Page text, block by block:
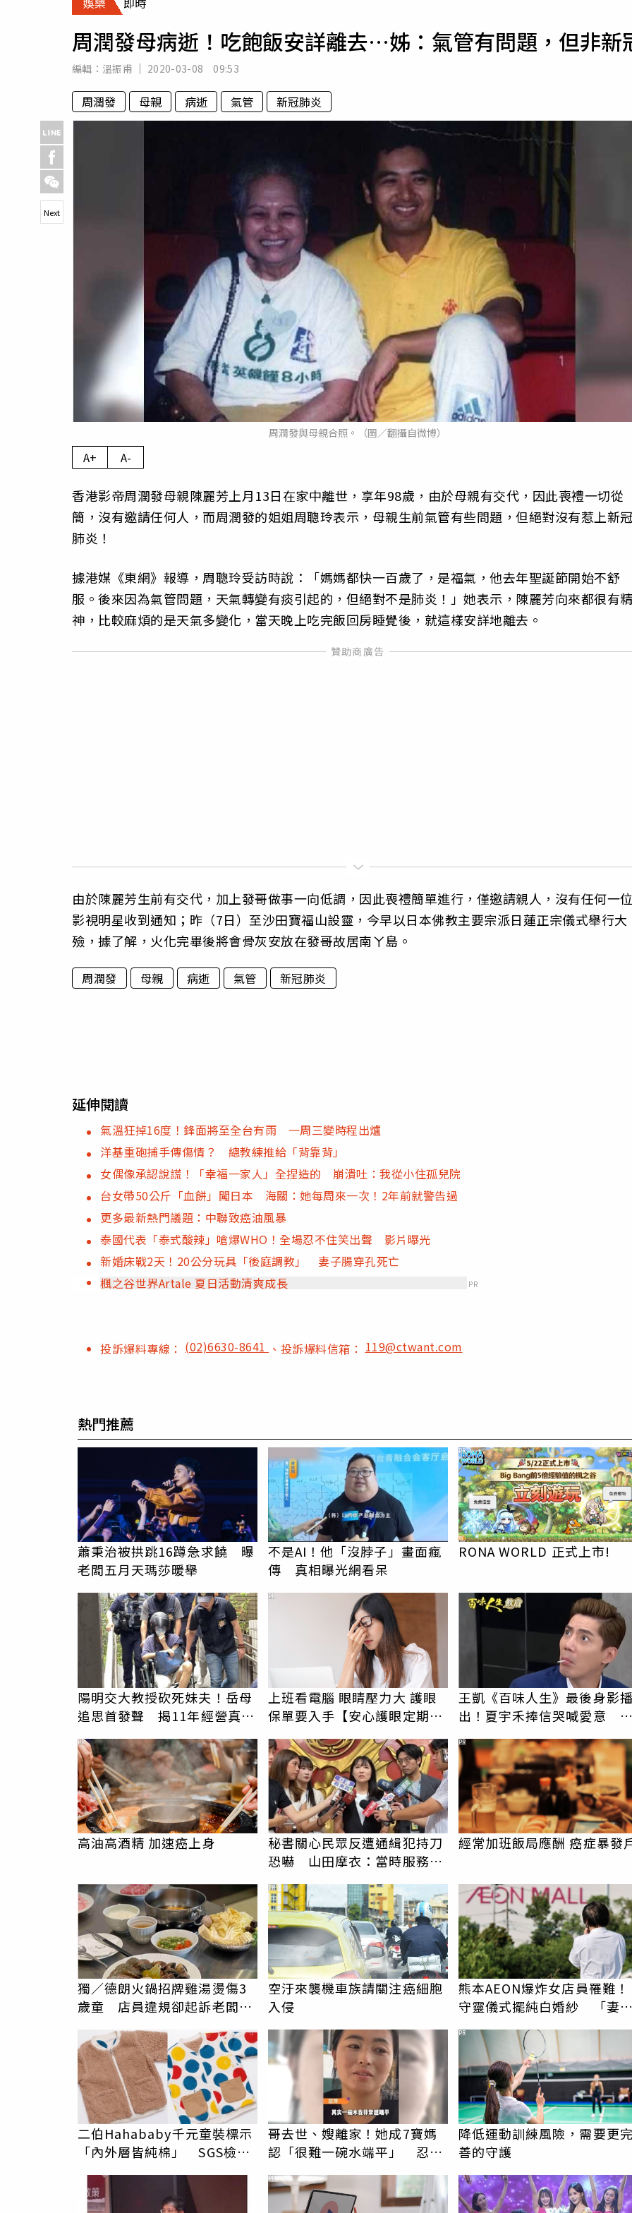
專欄
房產新勢力
運勢
周潤發母病逝！吃飽飯安詳離去…姊：氣管有問題，但非新
編輯： 溫振甫 2020-03-08 09:53
周潤發 母親 病逝 氣管 新冠肺炎
周潤發與母親合照。（圖／翻攝自微博）
Next
A+ A-
香港影帝周潤發母親陳麗芳上月13日在家中離世，享年98歲，由於母親有交代，因此喪禮一切從
簡，沒有邀請任何人，而周潤發的姐姐周聰玲表示，母親生前氣管有些問題，但絕對沒有惹上新
肺炎！
據港媒《東網》報導，周聰玲受訪時說：「媽媽都快一百歲了，是福氣，他去年聖誕節開始不舒
服。後來因為氣管問題，天氣轉變有痰引起的，但絕對不是肺炎！」她表示，陳麗芳向來都很有
神，比較麻煩的是天氣多變化，當天晚上吃完飯回房睡覺後，就這樣安詳地離去。
由於陳麗芳生前有交代，加上發哥做事一向低調，因此喪禮簡單進行，僅邀請親人，沒有任何一
影視明星收到通知；昨（7日）至沙田寶福山設靈，今早以日本佛教主要宗派日蓮正宗儀式舉行大
殮，據了解，火化完畢後將會骨灰安放在發哥故居南ㄚ島。
周潤發 母親 病逝 氣管 新冠肺炎
延伸閱讀
氣溫狂掉16度！鋒面將至全台有雨 一周三變時程出爐
洋基重砲捕手傳傷情？ 總教練推給「背靠背」
女偶像承認說謊！「幸福一家人」全捏造的 崩潰吐：我從小住孤兒院
台女帶50公斤「血餅」闖日本 海關：她每周來一次！2年前就警告過
更多最新熱門議題：中聯致癌油風暴
泰國代表「泰式酸辣」嗆爆WHO！全場忍不住笑出聲 影片曝光
新婚床戰2天！20公分玩具「後庭調教」 妻子腸穿孔死亡
楓之谷世界Artale 夏日活動清爽成長
PR
投訴爆料專線： (02)6630-8641 、投訴爆料信箱：119@ctwant.com
熱門推薦
蕭秉治被拱跳16蹲急求饒 曝
老闆五月天瑪莎暖舉
不是AI！他「沒脖子」畫面瘋
傳 真相曝光網看呆
RONA WORLD 正式上市!
PR
陽明交大教授砍死妹夫！岳母
追思首發聲 揭11年經營真相
上班看電腦 眼睛壓力大 護眼
保單要入手【安心護眼定期眼
PR
王凱《百味人生》最後身影
出！夏宇禾捧信哭喊愛意
高油高酒精 加速癌上身
PR
秘書關心民眾反遭通緝犯持刀
恐嚇 山田摩衣：當時服務處
經常加班飯局應酬 癌症暴發
PR
獨／德朗火鍋招牌雞湯燙傷3
歲童 店員違規卻起訴老闆！
空汙來襲機車族請關注癌細胞
入侵
PR
熊本AEON爆炸女店員罹難！
守靈儀式擺純白婚紗 「妻
二伯Hahababy千元童裝標示
「內外層皆純棉」 SGS檢測
證明：內裡100%聚酯纖維
哥去世、嫂離家！她成7寶媽
認「很難一碗水端平」 忍痛
委屈親生女兒
降低運動訓練風險，需要更
善的守護
PR
PR